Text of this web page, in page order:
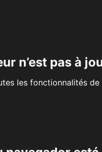
n’est pas à
les fonctionnalités